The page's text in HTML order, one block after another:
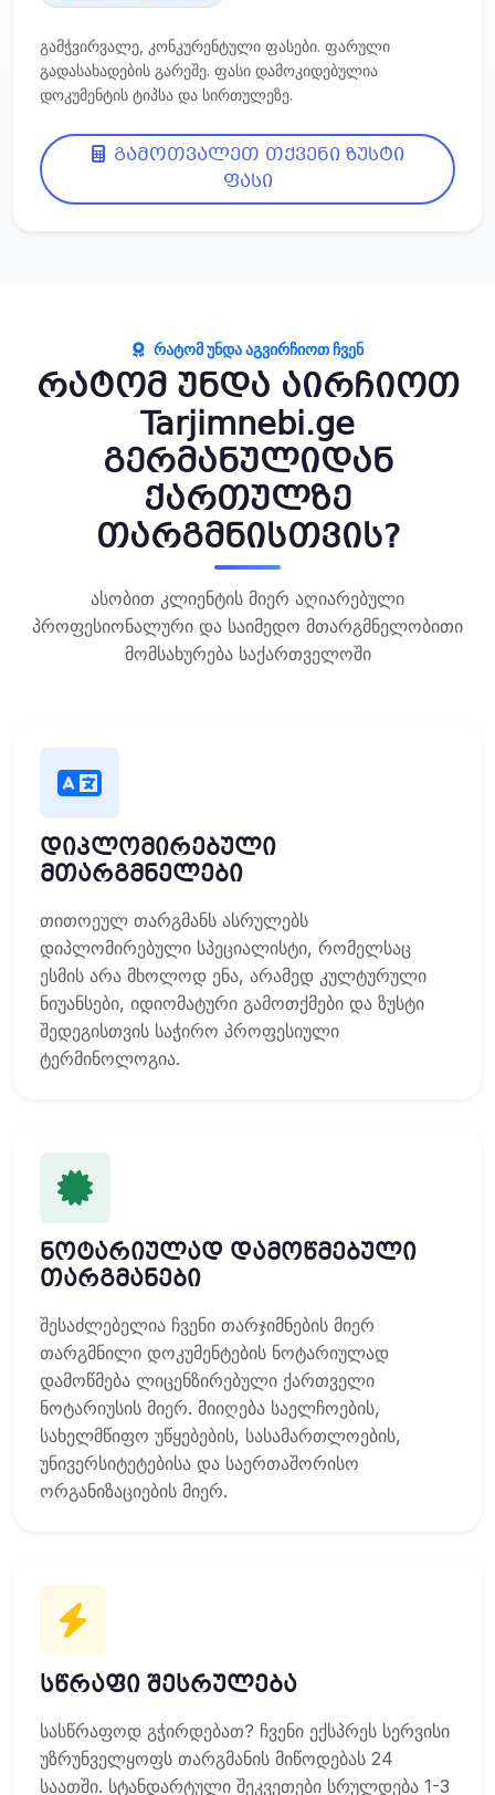
გამჭვირვალე, კონკურენტული ფასები. ფარული
გადასახადების გარეშე. ფასი დამოკიდებულია
დოკუმენტის ტიპსა და სირთულეზე.
გამოთვალეთ თქვენი ზუსტი
ფასი
ᲠᲐᲢᲝᲛ ᲣᲜᲓᲐ ᲐᲒᲕᲘᲠᲩᲘᲝᲗ ᲩᲕᲔᲜ
რატომ უნდა აირჩიოთ
Tarjimnebi.ge
გერმანულიდან
ქართულზე
თარგმნისთვის?
ასობით კლიენტის მიერ აღიარებული
პროფესიონალური და საიმედო მთარგმნელობითი
მომსახურება საქართველოში
დიპლომირებული
მთარგმნელები
თითოეულ თარგმანს ასრულებს
დიპლომირებული სპეციალისტი, რომელსაც
ესმის არა მხოლოდ ენა, არამედ კულტურული
ნიუანსები, იდიომატური გამოთქმები და ზუსტი
შედეგისთვის საჭირო პროფესიული
ტერმინოლოგია.
ნოტარიულად დამოწმებული
თარგმანები
შესაძლებელია ჩვენი თარჯიმნების მიერ
თარგმნილი დოკუმენტების ნოტარიულად
დამოწმება ლიცენზირებული ქართველი
ნოტარიუსის მიერ. მიიღება საელჩოების,
სახელმწიფო უწყებების, სასამართლოების,
უნივერსიტეტებისა და საერთაშორისო
ორგანიზაციების მიერ.
სწრაფი შესრულება
სასწრაფოდ გჭირდებათ? ჩვენი ექსპრეს სერვისი
უზრუნველყოფს თარგმანის მიწოდებას 24
საათში. სტანდარტული შეკვეთები სრულდება 1-3